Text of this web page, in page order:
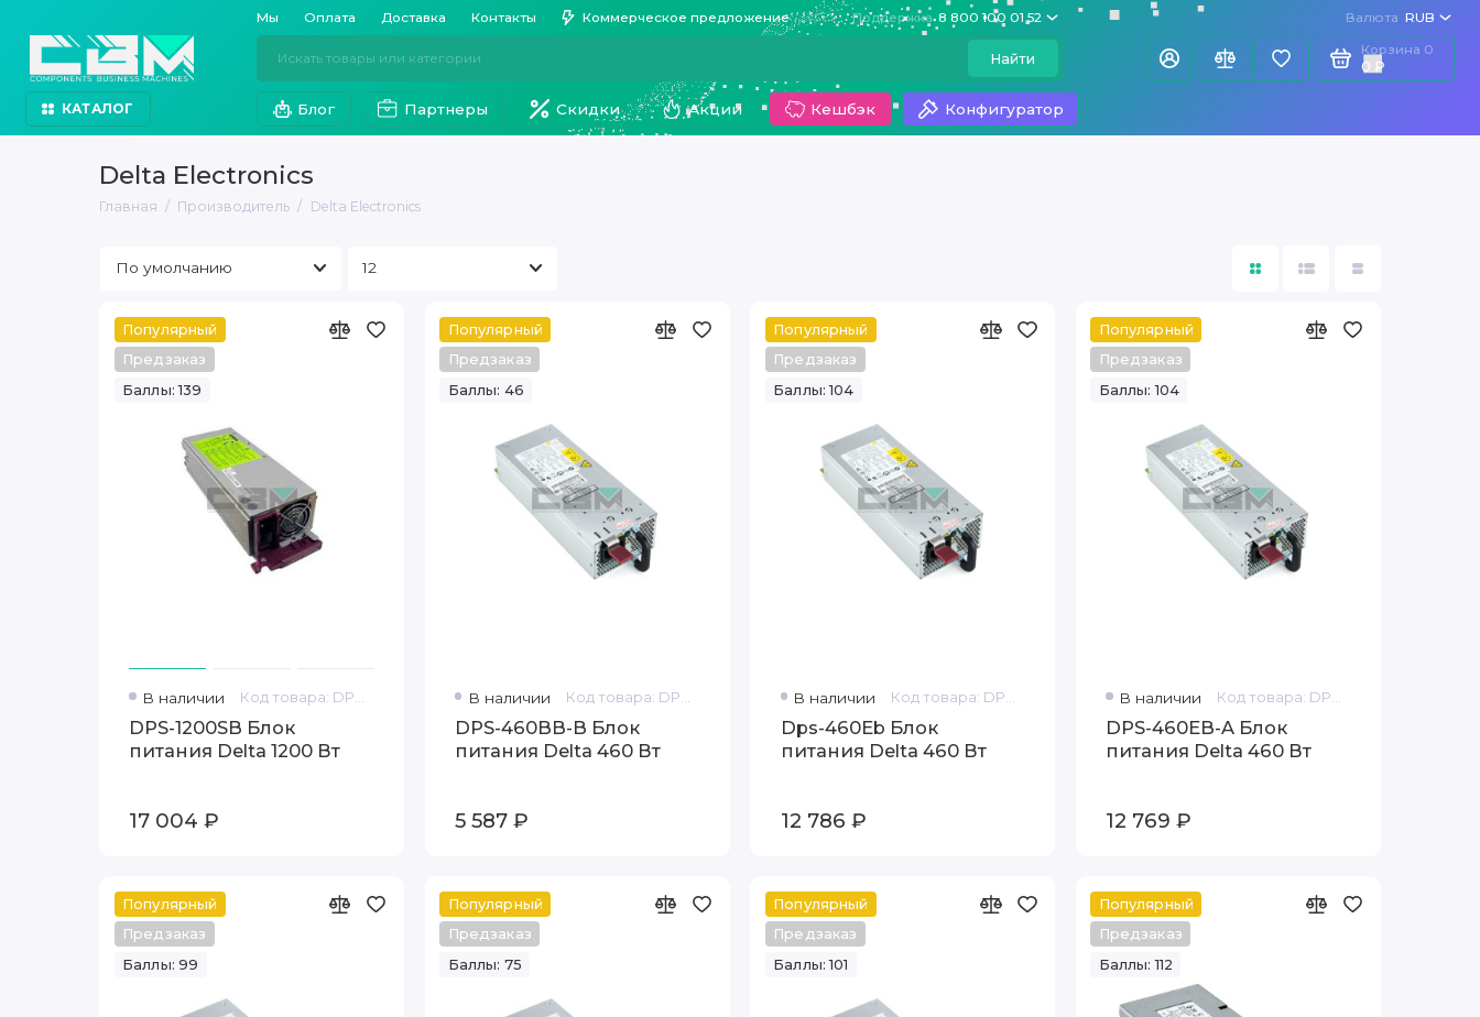
Мы Оплата Доставка Контакты Коммерческое предложение Поддержка 8 800 100 01 52 Валюта RUB
Найти
Корзина 0
0 ₽
КАТАЛОГ Блог Партнеры Скидки Акции Кешбэк Конфигуратор
Delta Electronics
Главная Производитель Delta Electronics
Популярный
Предзаказ
Баллы: 139
В наличии Код товара: DPS-1200SB
DPS-1200SB Блок
питания Delta 1200 Вт
17 004 ₽
Популярный
Предзаказ
Баллы: 46
В наличии Код товара: DPS-460BB-B
DPS-460BB-B Блок
питания Delta 460 Вт
5 587 ₽
Популярный
Предзаказ
Баллы: 104
В наличии Код товара: DPS-460EB
Dps-460Eb Блок
питания Delta 460 Вт
12 786 ₽
Популярный
Предзаказ
Баллы: 104
В наличии Код товара: DPS-460EB-A
DPS-460EB-A Блок
питания Delta 460 Вт
12 769 ₽
Популярный
Предзаказ
Баллы: 99
Популярный
Предзаказ
Баллы: 75
Популярный
Предзаказ
Баллы: 101
Популярный
Предзаказ
Баллы: 112